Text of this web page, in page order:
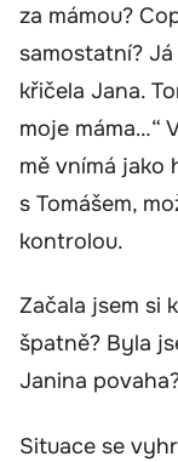
za mámou?
samostatní?
křičela Jana.
moje máma…“
mě vnímá jako
s Tomášem,
kontrolou.
Začala jsem si
špatně? Byla
Janina
Situace se